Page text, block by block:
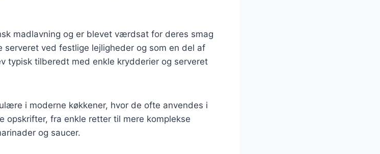
madlavning og er blevet værdsat for deres smag
serveret ved festlige lejligheder og som en del af
typisk tilberedt med enkle krydderier og serveret
i moderne køkkener, hvor de ofte anvendes i
opskrifter, fra enkle retter til mere komplekse
og saucer.